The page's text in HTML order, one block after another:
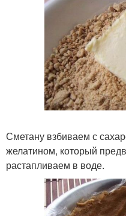
Сметану взбиваем с
желатином, который
растапливаем в воде.